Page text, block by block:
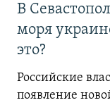
В
моря
это?
Российские
появление